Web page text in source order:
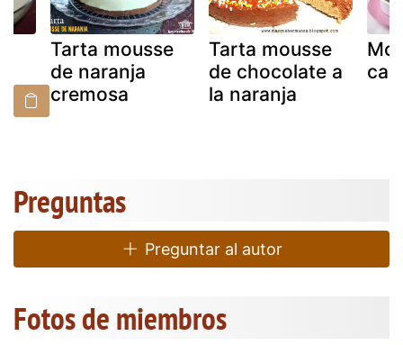
Tarta mousse
de naranja
cremosa
Tarta mousse
de chocolate a
la naranja
Preguntas
Preguntar al autor
Fotos de miembros